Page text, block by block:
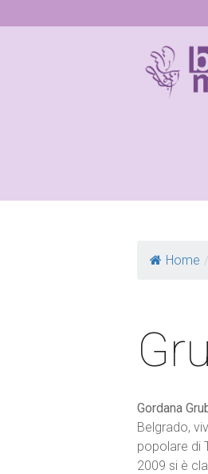
Home /
Gordana
Belgrado,
popolare di
2009 si è